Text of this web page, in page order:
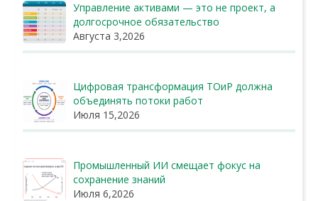
Управление активами — это не проект, а
долгосрочное обязательство
Августа 3,2026
Цифровая трансформация ТОиР должна
объединять потоки работ
Июля 15,2026
Промышленный ИИ смещает фокус на
сохранение знаний
Июля 6,2026